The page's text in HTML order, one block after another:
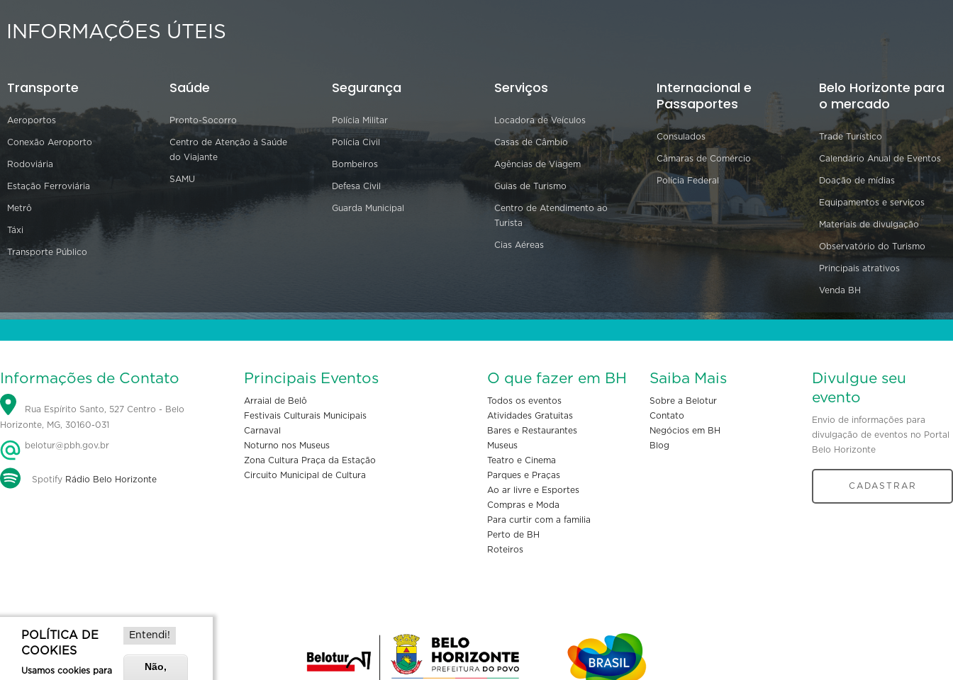
INFORMAÇÕES ÚTEIS
Transporte
Aeroportos
Conexão Aeroporto
Rodoviária
Estação Ferroviária
Metrô
Táxi
Transporte Público
Saúde
Pronto-Socorro
Centro de Atenção à Saúde
do Viajante
SAMU
Segurança
Polícia Militar
Polícia Civil
Bombeiros
Defesa Civil
Guarda Municipal
Serviços
Locadora de Veículos
Casas de Câmbio
Agências de Viagem
Guias de Turismo
Centro de Atendimento ao
Turista
Cias Aéreas
Internacional e
Passaportes
Consulados
Câmaras de Comércio
Polícia Federal
Belo Horizonte para
o mercado
Trade Turístico
Calendário Anual de Eventos
Doação de mídias
Equipamentos e serviços
Materiais de divulgação
Observatório do Turismo
Principais atrativos
Venda BH
Informações de Contato
Rua Espírito Santo, 527 Centro - Belo
Horizonte, MG, 30160-031
belotur@pbh.gov.br
Spotify Rádio Belo Horizonte
Principais Eventos
Arraial de Belô
Festivais Culturais Municipais
Carnaval
Noturno nos Museus
Zona Cultura Praça da Estação
Circuito Municipal de Cultura
O que fazer em BH
Todos os eventos
Atividades Gratuitas
Bares e Restaurantes
Museus
Teatro e Cinema
Parques e Praças
Ao ar livre e Esportes
Compras e Moda
Para curtir com a familia
Perto de BH
Roteiros
Saiba Mais
Sobre a Belotur
Contato
Negócios em BH
Blog
Divulgue seu
evento
Envio de informações para
divulgação de eventos no Portal
Belo Horizonte
CADASTRAR
POLÍTICA DE
COOKIES
Usamos cookies para
Entendi!
Não,